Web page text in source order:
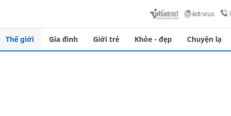
Thế giới Gia đình Giới trẻ Khỏe - đẹp Chuyện lạ